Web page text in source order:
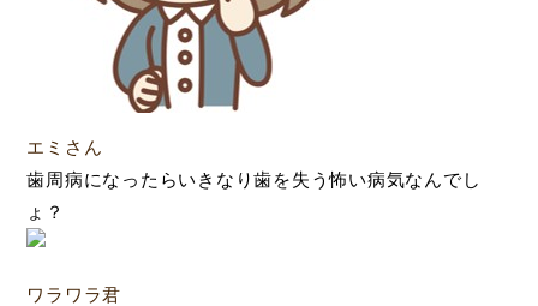
エミさん
歯周病になったらいきなり歯を失う怖い病気なんでし
ょ？
ワラワラ君